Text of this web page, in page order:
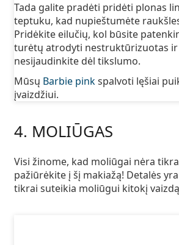
Tada galite pradėti pridėti plonas
teptuku, kad nupieštumėte
Pridėkite eilučių, kol būsite
turėtų atrodyti nestruktūrizuotas ir
nesijaudinkite dėl tikslumo.
Mūsų Barbie pinkspalvoti lęšiai
įvaizdžiui.
4. MOLIŪGAS
Visi žinome, kad moliūgai nėra
pažiūrėkite į šį makiažą! Detalės
tikrai suteikia moliūgui kitokį